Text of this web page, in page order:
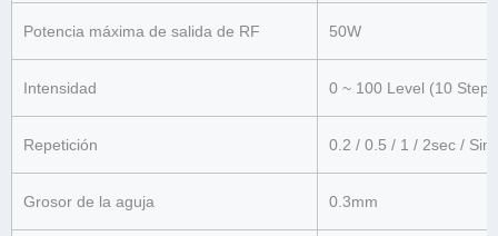
Potencia máxima de salida de RF 50W
Intensidad 0 ~ 100 Level (10 Step)
Repetición 0.2 / 0.5 / 1 / 2sec /
Grosor de la aguja 0.3mm